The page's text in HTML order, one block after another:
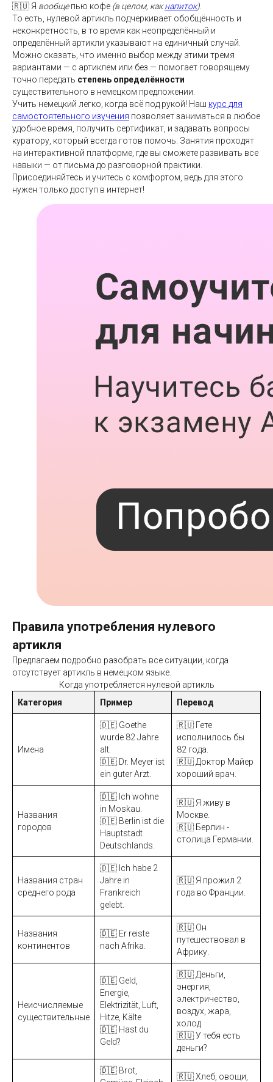
🇷🇺 Я вообщепью кофе (в целом, какнапиток).
То есть, нулевой артикль подчеркивает обобщённость и
неконкретность, в то время как неопределённый и
определённый артикли указывают на единичный случай.
Можно сказать, что именно выбор между этими тремя
вариантами — с артиклем или без — помогает говорящему
точно передать степень определённости
существительного в немецком предложении.
Учить немецкий легко, когда всё под рукой! Наш курс для
самостоятельного изучения позволяет заниматься в любое
удобное время, получить сертификат, и задавать вопросы
куратору, который всегда готов помочь. Занятия проходят
на интерактивной платформе, где вы сможете развивать все
навыки — от письма до разговорной практики.
Присоединяйтесь и учитесь с комфортом, ведь для этого
нужен только доступ в интернет!
Правила употребления нулевого
артикля
Предлагаем подробно разобрать все ситуации, когда
отсутствует артикль в немецком языке.
Когда употребляется нулевой артикль
Категория
Пример Перевод
Имена
🇩🇪 Goethe
wurde 82 Jahre
alt.
🇩🇪 Dr. Meyer ist
ein guter Arzt.
🇷🇺 Гете
исполнилось бы
82 года.
🇷🇺 Доктор Майер
хороший врач.
Названия
городов
🇩🇪 Ich wohne
in Moskau.
🇩🇪 Berlin ist die
Hauptstadt
Deutschlands.
🇷🇺 Я живу в
Москве.
🇷🇺 Берлин -
столица Германии.
Названия стран
среднего рода
🇩🇪 Ich habe 2
Jahre in
Frankreich
gelebt.
🇷🇺 Я прожил 2
года во Франции.
Названия
континентов
🇩🇪 Er reiste
nach Afrika.
🇷🇺 Он
путешествовал в
Африку.
Неисчисляемые
существительные
🇩🇪 Geld,
Energie,
Elektrizität, Luft,
Hitze, Kälte
🇩🇪 Hast du
Geld?
🇷🇺 Деньги,
энергия,
электричество,
воздух, жара,
холод
🇷🇺 У тебя есть
деньги?
🇩🇪 Brot,
🇷🇺 Хлеб, овощи,